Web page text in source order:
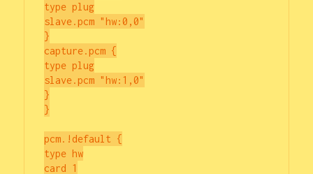
type plug
slave.pcm "hw:0,0"
}
capture.pcm {
type plug
slave.pcm "hw:1,0"
}
}
pcm.!default {
type hw
card 1